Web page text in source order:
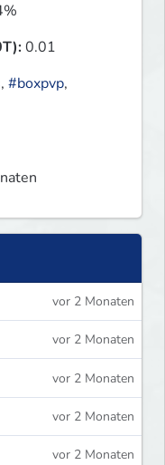
0.01
, #boxpvp,
vor 2 Monaten
vor 2 Monaten
vor 2 Monaten
vor 2 Monaten
vor 2 Monaten